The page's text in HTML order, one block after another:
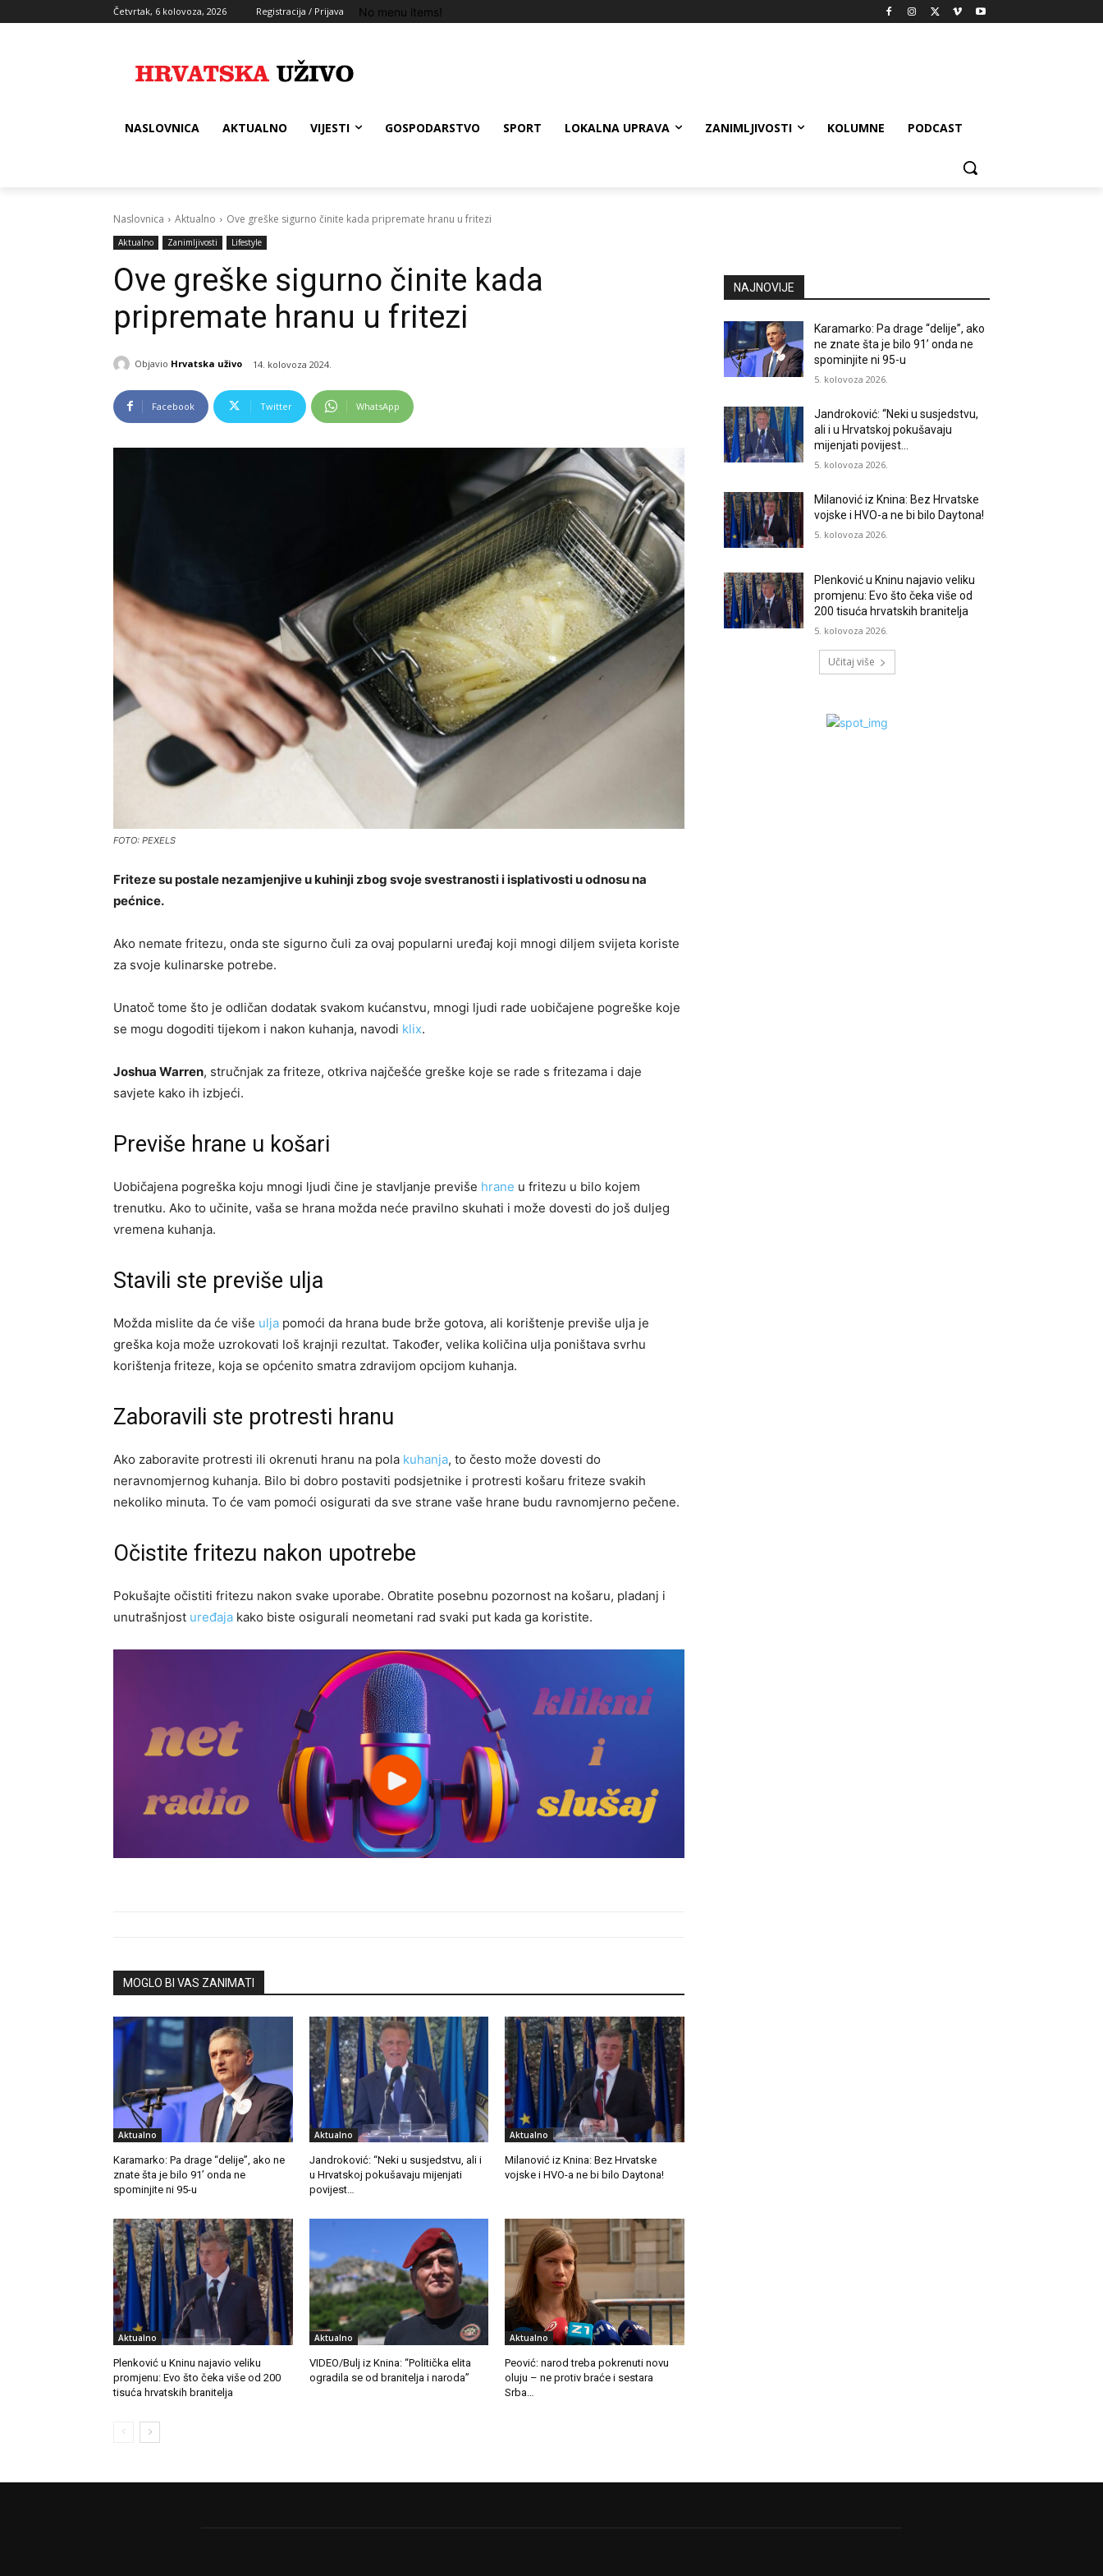
Četvrtak, 6 kolovoza, 2026 Registracija / Prijava No menu items!
NASLOVNICA AKTUALNO VIJESTI GOSPODARSTVO SPORT LOKALNA UPRAVA ZANIMLJIVOSTI KOLUMNE PODCAST
Naslovnica Aktualno Ove greške sigurno činite kada pripremate hranu u fritezi
Aktualno Zanimljivosti Lifestyle
Ove greške sigurno činite kada
pripremate hranu u fritezi
Objavio Hrvatska uživo 14. kolovoza 2024.
Facebook Twitter WhatsApp
FOTO: PEXELS
Friteze su postale nezamjenjive u kuhinji zbog svoje svestranosti i isplativosti u odnosu na
pećnice.
Ako nemate fritezu, onda ste sigurno čuli za ovaj popularni uređaj koji mnogi diljem svijeta koriste
za svoje kulinarske potrebe.
Unatoč tome što je odličan dodatak svakom kućanstvu, mnogi ljudi rade uobičajene pogreške koje
se mogu dogoditi tijekom i nakon kuhanja, navodi klix.
Joshua Warren, stručnjak za friteze, otkriva najčešće greške koje se rade s fritezama i daje
savjete kako ih izbjeći.
Previše hrane u košari
Uobičajena pogreška koju mnogi ljudi čine je stavljanje previše hrane u fritezu u bilo kojem
trenutku. Ako to učinite, vaša se hrana možda neće pravilno skuhati i može dovesti do još duljeg
vremena kuhanja.
Stavili ste previše ulja
Možda mislite da će više ulja pomoći da hrana bude brže gotova, ali korištenje previše ulja je
greška koja može uzrokovati loš krajnji rezultat. Također, velika količina ulja poništava svrhu
korištenja friteze, koja se općenito smatra zdravijom opcijom kuhanja.
Zaboravili ste protresti hranu
Ako zaboravite protresti ili okrenuti hranu na pola kuhanja, to često može dovesti do
neravnomjernog kuhanja. Bilo bi dobro postaviti podsjetnike i protresti košaru friteze svakih
nekoliko minuta. To će vam pomoći osigurati da sve strane vaše hrane budu ravnomjerno pečene.
Očistite fritezu nakon upotrebe
Pokušajte očistiti fritezu nakon svake uporabe. Obratite posebnu pozornost na košaru, pladanj i
unutrašnjost uređaja kako biste osigurali neometani rad svaki put kada ga koristite.
MOGLO BI VAS ZANIMATI
Aktualno
Karamarko: Pa drage “delije”, ako ne
znate šta je bilo 91’ onda ne
spominjite ni 95-u
Aktualno
Jandroković: “Neki u susjedstvu, ali i
u Hrvatskoj pokušavaju mijenjati
povijest…
Aktualno
Milanović iz Knina: Bez Hrvatske
vojske i HVO-a ne bi bilo Daytona!
Aktualno
Plenković u Kninu najavio veliku
promjenu: Evo što čeka više od 200
tisuća hrvatskih branitelja
Aktualno
VIDEO/Bulj iz Knina: “Politička elita
ogradila se od branitelja i naroda”
Aktualno
Peović: narod treba pokrenuti novu
oluju – ne protiv braće i sestara
Srba…
NAJNOVIJE
Karamarko: Pa drage “delije”, ako
ne znate šta je bilo 91’ onda ne
spominjite ni 95-u
5. kolovoza 2026.
Jandroković: “Neki u susjedstvu,
ali i u Hrvatskoj pokušavaju
mijenjati povijest…
5. kolovoza 2026.
Milanović iz Knina: Bez Hrvatske
vojske i HVO-a ne bi bilo Daytona!
5. kolovoza 2026.
Plenković u Kninu najavio veliku
promjenu: Evo što čeka više od
200 tisuća hrvatskih branitelja
5. kolovoza 2026.
Učitaj više